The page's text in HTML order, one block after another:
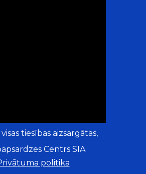
politika
tiesības aizsargātas,
Centrs SIA